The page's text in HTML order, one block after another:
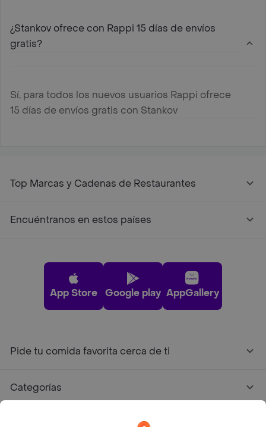
¿Stankov ofrece con Rappi 15 días de envíos
gratis?
Sí, para todos los nuevos usuarios Rappi ofrece
15 días de envíos gratis con Stankov
Top Marcas y Cadenas de Restaurantes
Encuéntranos en estos países
App Store Google play AppGallery
Pide tu comida favorita cerca de ti
Categorías